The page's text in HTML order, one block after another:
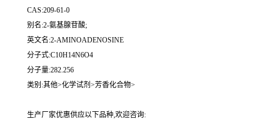
CAS:209-61-0
别名:2-氨基腺苷酸;
英文名:2-AMINOADENOSINE
分子式:C10H14N6O4
分子量:282.256
类别:其他>化学试剂>芳香化合物>
生产厂家优惠供应以下品种,欢迎咨询: